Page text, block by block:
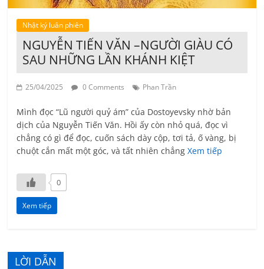
Nhật ký luân phiên
NGUYỄN TIẾN VĂN –NGƯỜI GIÀU CÓ
SAU NHỮNG LẦN KHÁNH KIỆT
25/04/2025 0 Comments Phan Trần
Mình đọc “Lũ người quỷ ám” của Dostoyevsky nhờ bản
dịch của Nguyễn Tiến Văn. Hồi ấy còn nhỏ quá, đọc vì
chẳng có gì để đọc, cuốn sách dày cộp, tơi tả, ố vàng, bị
chuột cắn mất một góc, và tất nhiên chẳngXem tiếp
0
Xem tiếp
LỜI DẪN